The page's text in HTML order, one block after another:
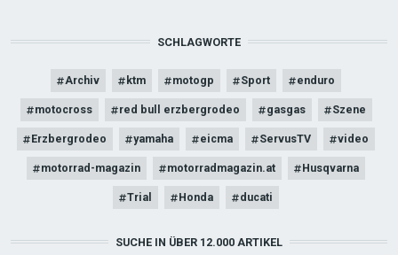
SCHLAGWORTE
Archiv ktm motogp Sport enduro
motocross red bull erzbergrodeo gasgas Szene
Erzbergrodeo yamaha eicma ServusTV video
motorrad-magazin motorradmagazin.at Husqvarna
Trial Honda ducati
SUCHE IN ÜBER 12.000 ARTIKEL